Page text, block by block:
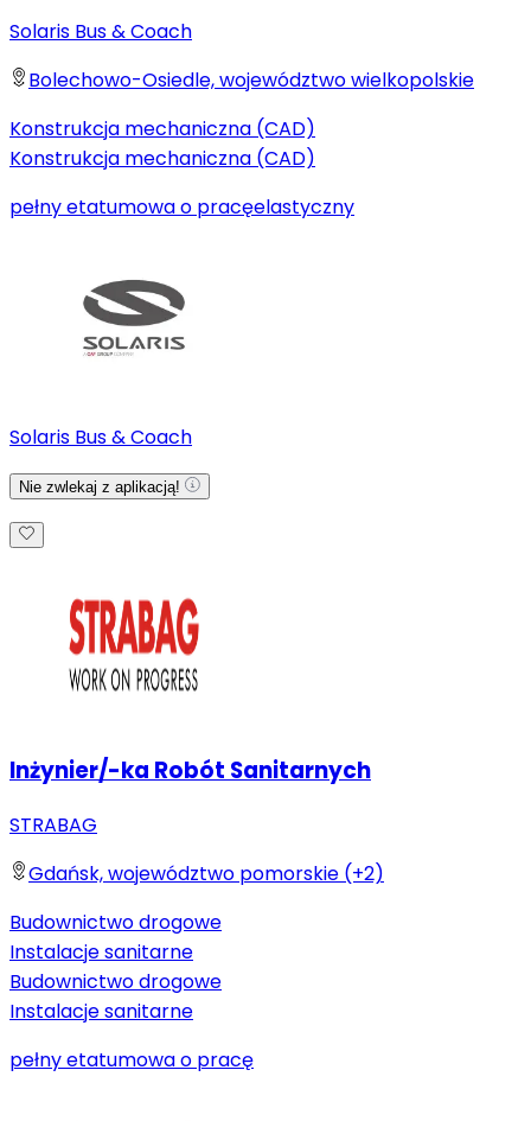
Solaris Bus & Coach
Bolechowo-Osiedle, województwo wielkopolskie
Konstrukcja mechaniczna (CAD)
Konstrukcja mechaniczna (CAD)
pełny etatumowa o pracęelastyczny
Solaris Bus & Coach
Nie zwlekaj z aplikacją!
Inżynier/-ka Robót Sanitarnych
STRABAG
Gdańsk, województwo pomorskie (+2)
Budownictwo drogowe
Instalacje sanitarne
Budownictwo drogowe
Instalacje sanitarne
pełny etatumowa o pracę